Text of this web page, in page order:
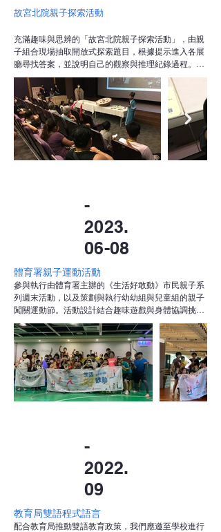
故宮北院親子探索活動
充滿趣味與思辨的「故宮北院親子探索活動」，由親
子組合現場抽取開放式探索題目，根據提示進入各展
廳尋找答案，並說明自己的觀察與推理紀錄過程。
每組題目設計皆具彈性與創意，無唯一正解，鼓勵孩
子與家長一同討論、提出觀點，從文物、場景與展品
細節中發掘意涵。透過這種自由探索的方式，讓家庭
不只是觀展，更真正進入思考與對話，強調親子合作
完成挑戰、並展現自己想法的價值。活動現場充滿驚
喜與分享，成功激發跨世代的文化參與與自主學習。
-
2023.
06-08
體育署親子運動活動
參與執行由體育署主辦的《生活好敢動》市民親子系
列週末活動，以及策劃與執行幼幼組與兒童組的親子
闖關運動節。活動設計結合趣味遊戲與身體協調挑戰
關卡，讓親子在歡樂互動中一同運動、增進感情。
透過分齡設計與階段性挑戰，孩子們能在安全有趣的
環境中發揮潛能，家長也能透過共同行動，培養陪伴
與運動習慣，進一步推廣「全齡動起來、生活好敢
動」的健康理念。活動現場氣氛熱烈，深獲家長與參
與民眾肯定。
-
2022.
09
教育局雙語程式語言
配合教育局推動雙語教育政策，我們應邀至學校進行